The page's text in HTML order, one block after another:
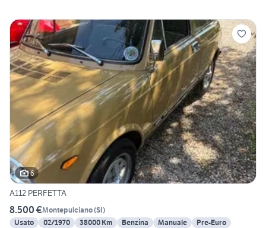
6
A112 PERFETTA
8.500 €Montepulciano(SI)
Usato
02/1970 38000 Km Benzina Manuale
Pre-Euro